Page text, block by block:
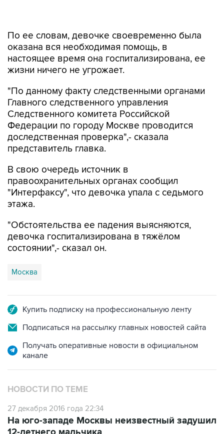
настоящее время она госпитализирована, ее
жизни ничего не угрожает.
"По данному факту следственными органами
Следственного комитета Российской
Федерации по городу Москве проводится
доследственная проверка",- сказала
представитель главка.
В свою очередь источник в
"Интерфаксу", что девочка упала с седьмого
этажа.
"Обстоятельства ее падения выясняются,
состоянии",- сказал он.
Москва
Подписаться на рассылку главных новостей сайта
Получать оперативные новости в официальном
НОВОСТИ ПО ТЕМЕ
27 декабря 2016 года 22:34
12-летнего мальчика